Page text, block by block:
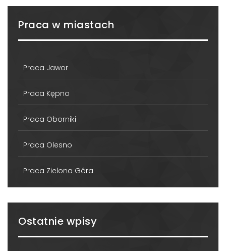
Praca w miastach
Praca Jawor
Praca Kępno
Praca Oborniki
Praca Olesno
Praca Zielona Góra
Ostatnie wpisy